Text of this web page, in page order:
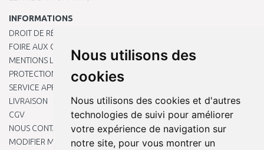
Nous utilisons des
cookies
Nous utilisons des cookies et d'autres
technologies de suivi pour améliorer
votre expérience de navigation sur
notre site, pour vous montrer un
INFORMATIONS
DROIT DE RÉTRACTATION
FOIRE AUX QUESTIONS
MENTIONS LÉGALES
PROTECTION DES DONNÉES PERSONNELLES
SERVICE APRÈS-VENTE
LIVRAISON
CGV
NOUS CONTACTER
MODIFIER MES PRÉFÉRENCES DE COOKIES